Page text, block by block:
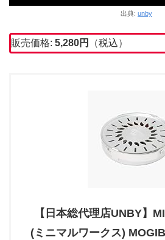
出典: unby
販売価格: 5,280円 （税込）
【日本総代理店UNBY】
(ミニマルワークス)